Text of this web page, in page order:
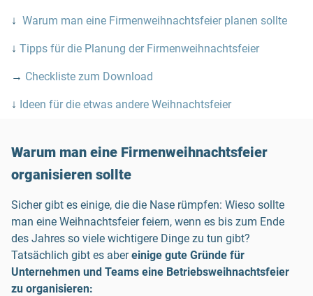
↓ Warum man eine Firmenweihnachtsfeier planen sollte
↓ Tipps für die Planung der Firmenweihnachtsfeier
→ Checkliste zum Download
↓ Ideen für die etwas andere Weihnachtsfeier
Warum man eine Firmenweihnachtsfeier
organisieren sollte
Sicher gibt es einige, die die Nase rümpfen: Wieso sollte
man eine Weihnachtsfeier feiern, wenn es bis zum Ende
des Jahres so viele wichtigere Dinge zu tun gibt?
Tatsächlich gibt es abereinige gute Gründe für
Unternehmen und Teams eine Betriebsweihnachtsfeier
zu organisieren: